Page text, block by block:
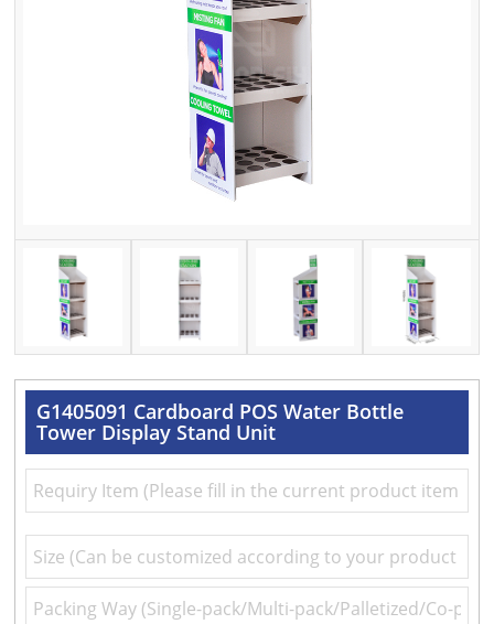
G1405091 Cardboard POS Water Bottle
Tower Display Stand Unit